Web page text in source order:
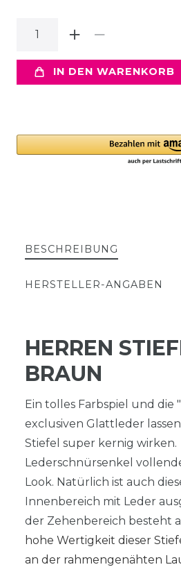
IN DEN WARENKORB
BESCHREIBUNG
HERSTELLER-ANGABEN
HERREN
BRAUN
Ein tolles Farbspiel und die
exclusiven Glattleder
Stiefel super kernig wirken.
Lederschnürsenkel
Look. Natürlich ist auch
Innenbereich mit Leder
der Zehenbereich besteht
hohe Wertigkeit dieser
an der rahmengenähten